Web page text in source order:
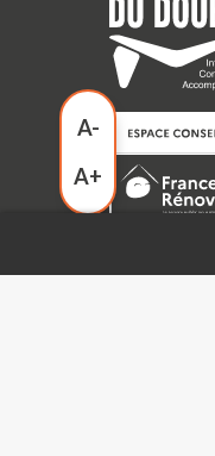
A-
A+